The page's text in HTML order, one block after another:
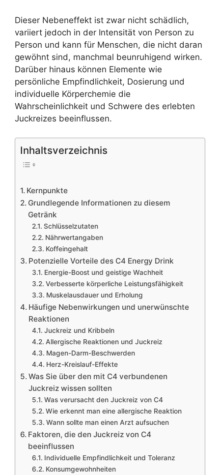
Dieser Nebeneffekt ist zwar nicht schädlich,
variiert jedoch in der Intensität von Person zu
Person und kann für Menschen, die nicht daran
gewöhnt sind, manchmal beunruhigend wirken.
Darüber hinaus können Elemente wie
persönliche Empfindlichkeit, Dosierung und
individuelle Körperchemie die
Wahrscheinlichkeit und Schwere des erlebten
Juckreizes beeinflussen.
Inhaltsverzeichnis
Kernpunkte
Grundlegende Informationen zu diesem
Getränk
Schlüsselzutaten
Nährwertangaben
Koffeingehalt
Potenzielle Vorteile des C4 Energy Drink
Energie-Boost und geistige Wachheit
Verbesserte körperliche Leistungsfähigkeit
Muskelausdauer und Erholung
Häufige Nebenwirkungen und unerwünschte
Reaktionen
Juckreiz und Kribbeln
Allergische Reaktionen und Juckreiz
Magen-Darm-Beschwerden
Herz-Kreislauf-Effekte
Was Sie über den mit C4 verbundenen
Juckreiz wissen sollten
Was verursacht den Juckreiz von C4
Wie erkennt man eine allergische Reaktion
Wann sollte man einen Arzt aufsuchen
Faktoren, die den Juckreiz von C4
beeinflussen
Individuelle Empfindlichkeit und Toleranz
Konsumgewohnheiten